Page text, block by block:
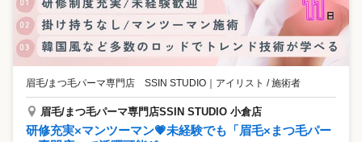
眉毛/まつ毛パーマ専門店 SSIN STUDIO ｜ アイリスト / 施術者
眉毛/まつ毛パーマ専門店SSIN STUDIO 小倉店
研修充実×マンツーマン💗未経験でも「眉毛×まつ毛パー